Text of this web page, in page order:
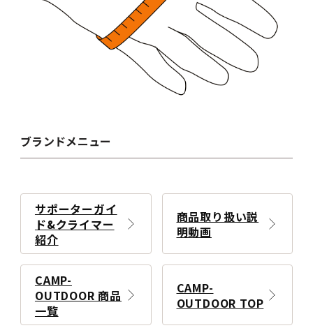
ブランドメニュー
サポーターガイ
ド&クライマー
紹介
商品取り扱い説
明動画
CAMP-
OUTDOOR 商品
一覧
CAMP-
OUTDOOR TOP